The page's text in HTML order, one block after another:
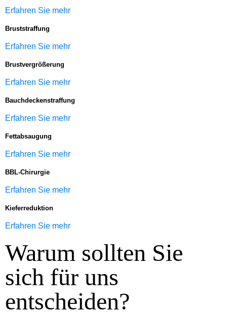
Erfahren Sie mehr
Bruststraffung
Erfahren Sie mehr
Brustvergrößerung
Erfahren Sie mehr
Bauchdeckenstraffung
Erfahren Sie mehr
Fettabsaugung
Erfahren Sie mehr
BBL-Chirurgie
Erfahren Sie mehr
Kieferreduktion
Erfahren Sie mehr
Warum sollten Sie
sich für uns
entscheiden?​